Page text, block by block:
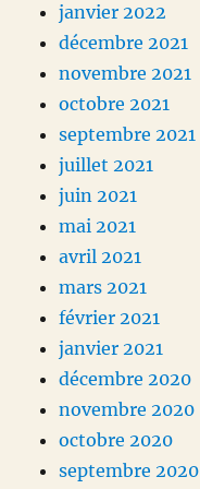
janvier 2022
décembre 2021
novembre 2021
octobre 2021
septembre 2021
juillet 2021
juin 2021
mai 2021
avril 2021
mars 2021
février 2021
janvier 2021
décembre 2020
novembre 2020
octobre 2020
septembre 2020